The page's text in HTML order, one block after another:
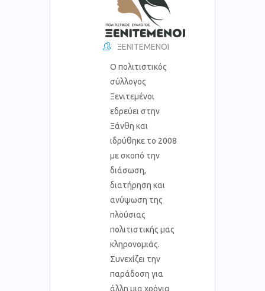
ΞΕΝΙΤΕΜΕΝΟΙ
Ο πολιτιστικός
σύλλογος
Ξενιτεμένοι
εδρεύει στην
Ξάνθη και
ιδρύθηκε το 2008
με σκοπό την
διάσωση,
διατήρηση και
ανύψωση της
πλούσιας
πολιτιστικής μας
κληρονομιάς.
Συνεχίζει την
παράδοση για
άλλη μια χρόνια